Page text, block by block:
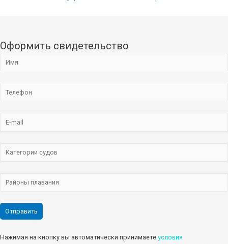
Оформить свидетельство
Нажимая на кнопку вы автоматически принимаете условия